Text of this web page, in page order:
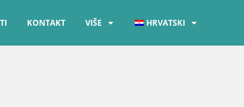
KONTAKT VIŠE HRVATSKI